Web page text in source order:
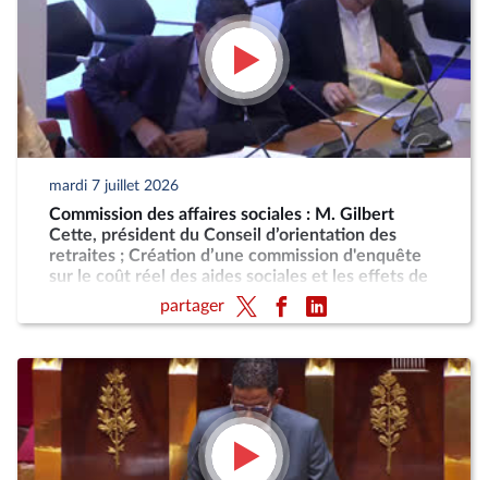
mardi 7 juillet 2026
Commission des affaires sociales : M. Gilbert
Cette, président du Conseil d’orientation des
retraites ; Création d’une commission d'enquête
sur le coût réel des aides sociales et les effets de
désincitation au travail engendrés par leur cumul
partager